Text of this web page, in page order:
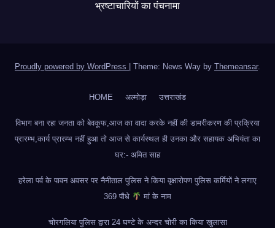
भ्रष्टाचारियों का पंचनामा
Proudly powered by WordPress Theme: News Way by Themeansar.
HOME अल्मोड़ा उत्तराखंड
विभाग बना रहा जनता को बेवकूफ,आज का वादा करके नहीं की डामरीकरण की प्रक्रिया
प्रारम्भ,कार्य प्रारम्भ नहीं हुआ तो आज से कार्यस्थल ही उनका और सहायक अभियंता का
घर:- अमित साह
हरेला पर्व के पावन अवसर पर नैनीताल पुलिस ने किया वृक्षारोपण पुलिस कर्मियों ने लगाए
369 पौधे
मां के नाम
चोरगलिया पुलिस द्वारा 24 घण्टे के अन्दर चोरी का किया खुलासा